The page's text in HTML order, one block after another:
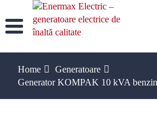
to
content
Home
Generatoare
Generator KOMPAK 10 kVA